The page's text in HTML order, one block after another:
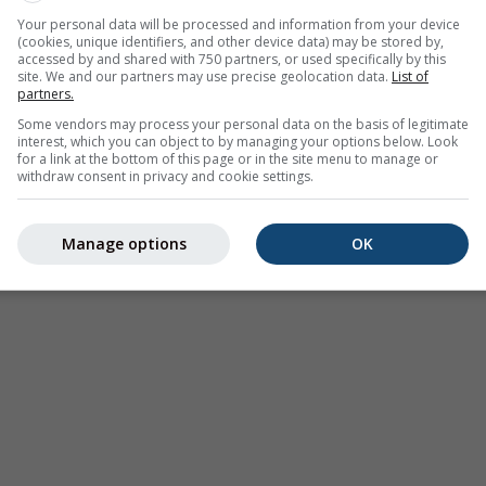
eine2h-Vorhersage . Orange Kreuze zeigen Blitze an. Daten
USA, Europa, Australien). Nieselregen oder leichter
Die Niederschlagsintensitätist farbcodiert und reicht von
für 46.74°N 8.77°O
Your personal data will be processed and information from your device
(cookies, unique identifiers, and other device data) may be stored by,
accessed by and shared with 750 partners, or used specifically by this
site. We and our partners may use precise geolocation data. List of
partners.
Some vendors may process your personal data on the basis of legitimate
interest, which you can object to by managing your options below. Look
for a link at the bottom of this page or in the site menu to manage or
withdraw consent in privacy and cookie settings.
OK
Manage options